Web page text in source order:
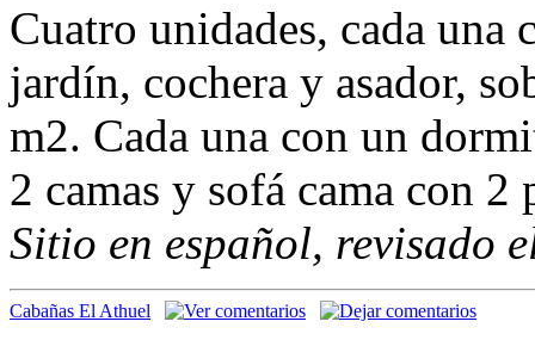
Cuatro unidades, cada
jardín, cochera y asador,
m2. Cada una con un
2 camas y sofá cama con
Sitio en español, revisado
Cabañas El Athuel